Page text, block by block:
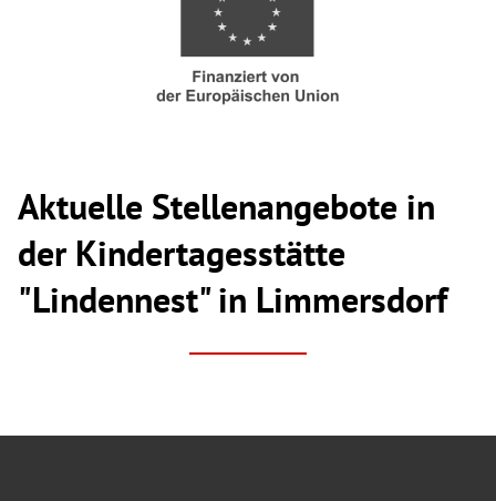
Aktuelle Stellenangebote in
der Kindertagesstätte
"Lindennest" in Limmersdorf